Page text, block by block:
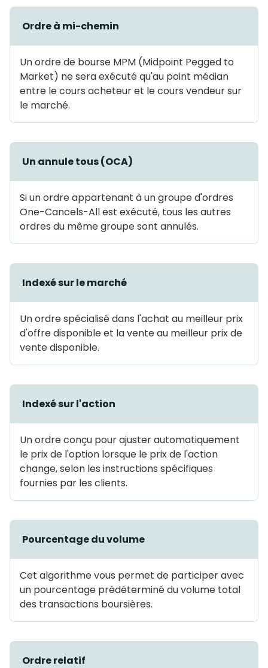
Ordre à mi-chemin
Un ordre de bourse MPM (Midpoint Pegged to
Market) ne sera exécuté qu'au point médian
entre le cours acheteur et le cours vendeur sur
le marché.
Un annule tous (OCA)
Si un ordre appartenant à un groupe d'ordres
One-Cancels-All est exécuté, tous les autres
ordres du même groupe sont annulés.
Indexé sur le marché
Un ordre spécialisé dans l'achat au meilleur prix
d'offre disponible et la vente au meilleur prix de
vente disponible.
Indexé sur l'action
Un ordre conçu pour ajuster automatiquement
le prix de l'option lorsque le prix de l'action
change, selon les instructions spécifiques
fournies par les clients.
Pourcentage du volume
Cet algorithme vous permet de participer avec
un pourcentage prédéterminé du volume total
des transactions boursières.
Ordre relatif